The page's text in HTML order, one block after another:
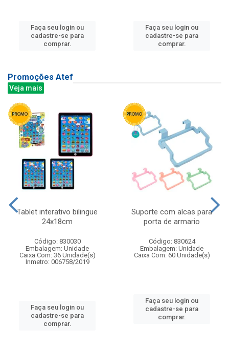
Faça seu login ou
cadastre-se para
comprar.
Faça seu login ou
cadastre-se para
comprar.
Promoções Atef
Veja mais
Tablet interativo bilingue
24x18cm
Código: 830030
Embalagem: Unidade
Caixa Com: 36 Unidade(s)
Inmetro: 006758/2019
Faça seu login ou
cadastre-se para
comprar.
Suporte com alcas para
porta de armario
Código: 830624
Embalagem: Unidade
Caixa Com: 60 Unidade(s)
Faça seu login ou
cadastre-se para
comprar.